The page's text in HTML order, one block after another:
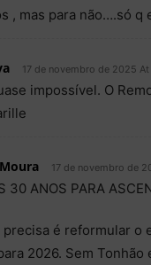
, mas para não….só
17 de novembro de 2025
impossível. O
17 de novembro de
30 ANOS PARA
precisa é reformular
2026. Sem